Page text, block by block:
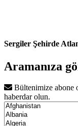
Sergiler Şehirde
Aramanıza
Bültenimize abone
haberdar olun.